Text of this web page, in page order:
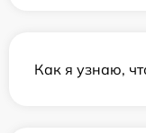
Как я узнаю,